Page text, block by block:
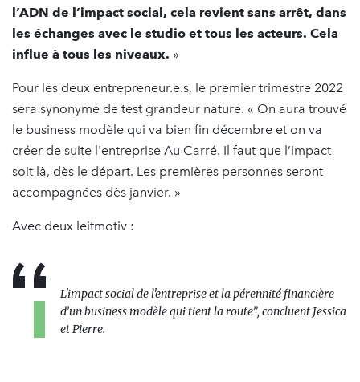
l’ADN de l’impact social, cela revient sans arrêt, dans
les échanges avec le studio et tous les acteurs. Cela
influe à tous les niveaux. »
Pour les deux entrepreneur.e.s, le premier trimestre 2022
sera synonyme de test grandeur nature. « On aura trouvé
le business modèle qui va bien fin décembre et on va
créer de suite l'entreprise Au Carré. Il faut que l’impact
soit là, dès le départ. Les premières personnes seront
accompagnées dès janvier. »
Avec deux leitmotiv :
L'impact social de l'entreprise et la pérennité financière
d’un business modèle qui tient la route”, concluent Jessica
et Pierre.